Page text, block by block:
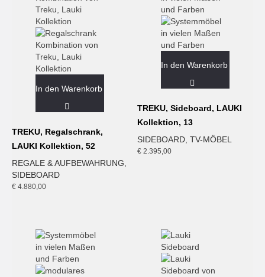
In den Warenkorb
TREKU, Regalschrank,
LAUKI Kollektion, 52
REGALE & AUFBEWAHRUNG
SIDEBOARD
€ 4.880,00
In den Warenkorb
TREKU, Sideboard, LAUKI
Kollektion, 13
SIDEBOARD ,TV-MÖBEL
€ 2.395,00